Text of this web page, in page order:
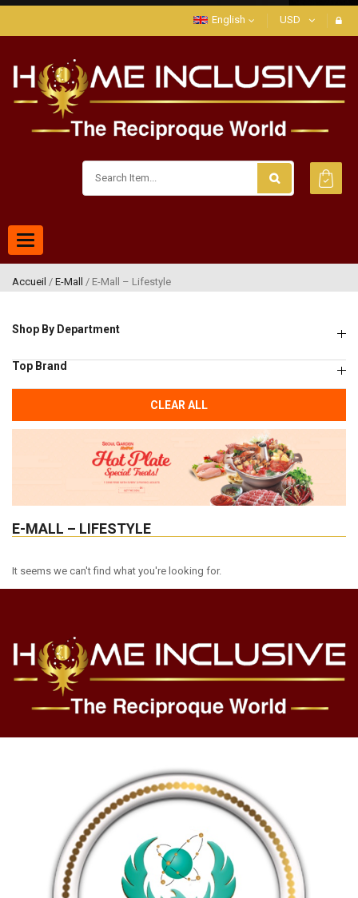
English USD
Toggle
navigation
Accueil / E-Mall / E-Mall – Lifestyle
Shop By Department
Top Brand
CLEAR ALL
E-MALL – LIFESTYLE
It seems we can't find what you're looking for.